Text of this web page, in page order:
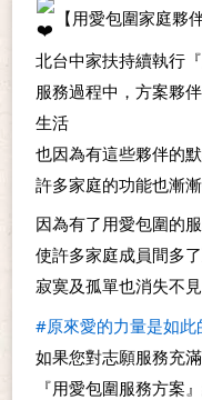
【用愛包圍家庭夥
北台中家扶持續執行
服務過程中，方案夥
生活
也因為有這些夥伴的
許多家庭的功能也漸
因為有了用愛包圍的
使許多家庭成員間多
寂寞及孤單也消失不
#原來愛的力量是如此
如果您對志願服務充
『用愛包圍服務方案